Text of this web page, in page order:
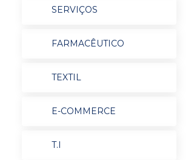
SERVIÇOS
FARMACÊUTICO
TEXTIL
E-COMMERCE
T.I